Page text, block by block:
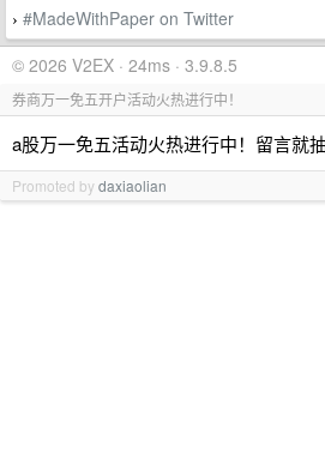
› #MadeWithPaper on Twitter
© 2026 V2EX · 24ms · 3.9.8.5
券商万一免五开户活动火热进行中！
a股万一免五活动火热进行中！留言就抽
Promoted bydaxiaolian